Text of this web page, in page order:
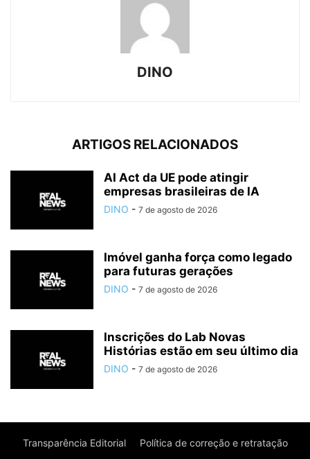
DINO
ARTIGOS RELACIONADOS
AI Act da UE pode atingir
empresas brasileiras de IA
DINO - 7 de agosto de 2026
Imóvel ganha força como legado
para futuras gerações
DINO - 7 de agosto de 2026
Inscrições do Lab Novas
Histórias estão em seu último dia
DINO - 7 de agosto de 2026
Transparência Editorial Política de correção e retratação